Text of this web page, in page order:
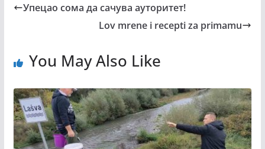
Упецао сома да сачува ауторитет!
Lov mrene i recepti za primamu
You May Also Like